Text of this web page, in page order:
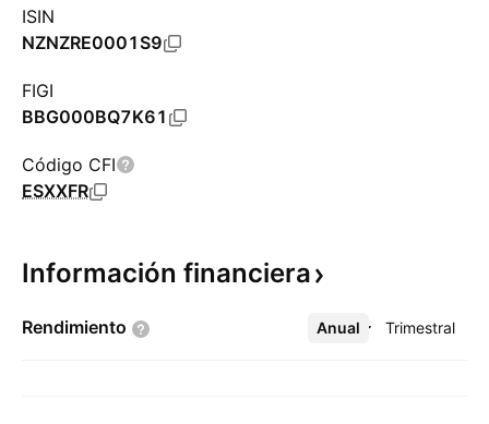
ISIN
NZNZRE0001S9
FIGI
BBG000BQ7K61
Código CFI
ESXXFR
Información financiera
Rendimiento Anual Trimestral
Más